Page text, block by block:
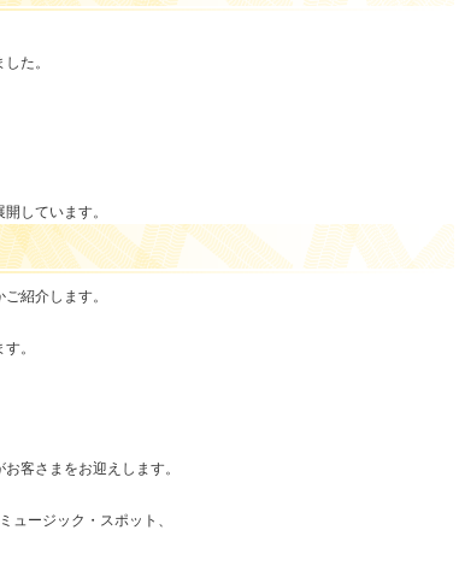
た。
しています。
紹介します。
。
客さまをお迎えします。
ュージック・スポット、